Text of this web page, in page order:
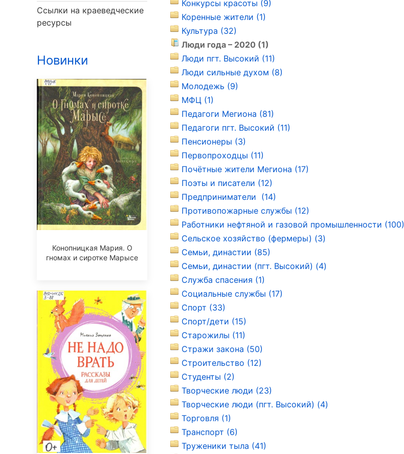
Ссылки на краеведческие
ресурсы
Новинки
Конопницкая Мария. О
гномах и сиротке Марысе
Конкурсы красоты (9)
Коренные жители (1)
Культура (32)
Люди года – 2020 (1)
Люди пгт. Высокий (11)
Люди сильные духом (8)
Молодежь (9)
МФЦ (1)
Педагоги Мегиона (81)
Педагоги пгт. Высокий (11)
Пенсионеры (3)
Первопроходцы (11)
Почётные жители Мегиона (17)
Поэты и писатели (12)
Предприниматели (14)
Противопожарные службы (12)
Работники нефтяной и газовой промышленности (100)
Сельское хозяйство (фермеры) (3)
Семьи, династии (85)
Семьи, династии (пгт. Высокий) (4)
Служба спасения (1)
Социальные службы (17)
Спорт (33)
Спорт/дети (15)
Старожилы (11)
Стражи закона (50)
Строительство (12)
Студенты (2)
Творческие люди (23)
Творческие люди (пгт. Высокий) (4)
Торговля (1)
Транспорт (6)
Труженики тыла (41)